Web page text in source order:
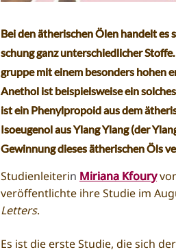
Bei denätherischen Ölen han­delt es
schung ganz un­ter­schied­li­cher
grup­pe mit einem be­son­ders hohen
Anethol ist beispielsweise ein
ist ein Phenylpropoid aus dem
Isoeugenol aus Ylang Ylang (der
Gewinnung dieses ätherischen Öls
Studienleiterin Miriana Kfoury
veröffentlichte ihre Studie im
Letters.
Es ist die erste Studie, die sich